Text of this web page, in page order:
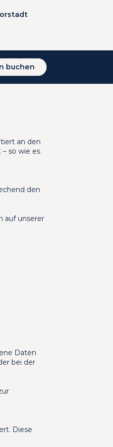
buchen
an den
so wie es
den
auf unserer
Daten
bei der
Diese